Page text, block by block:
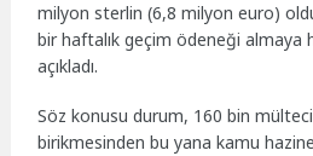
milyon sterlin (6,8 milyon euro)
bir haftalık geçim ödeneği almaya
açıkladı.
Söz konusu durum, 160 bin mülteci
birikmesinden bu yana kamu